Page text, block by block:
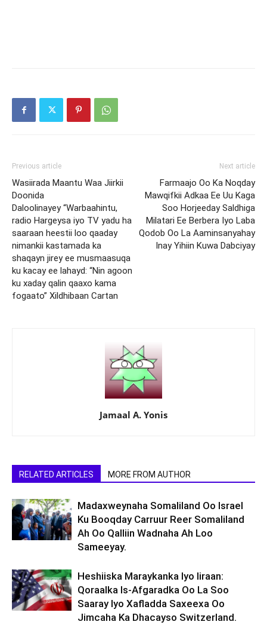
Previous article
Wasiirada Maantu Waa Jiirkii
Doonida
Daloolinayey “Warbaahintu,
radio Hargeysa iyo TV yadu ha
saaraan heestii loo qaaday
nimankii kastamada ka
shaqayn jirey ee musmaasuqa
ku kacay ee lahayd: “Nin agoon
ku xaday qalin qaaxo kama
fogaato” Xildhibaan Cartan
Next article
Farmaajo Oo Ka Noqday
Mawqifkii Adkaa Ee Uu Kaga
Soo Horjeeday Saldhiga
Milatari Ee Berbera Iyo Laba
Qodob Oo La Aaminsanyahay
Inay Yihiin Kuwa Dabciyay
Jamaal A. Yonis
RELATED ARTICLES MORE FROM AUTHOR
Madaxweynaha Somaliland Oo Israel
Ku Booqday Carruur Reer Somaliland
Ah Oo Qalliin Wadnaha Ah Loo
Sameeyay.
Heshiiska Maraykanka Iyo Iiraan:
Qoraalka Is-Afgaradka Oo La Soo
Saaray Iyo Xafladda Saxeexa Oo
Jimcaha Ka Dhacayso Switzerland.